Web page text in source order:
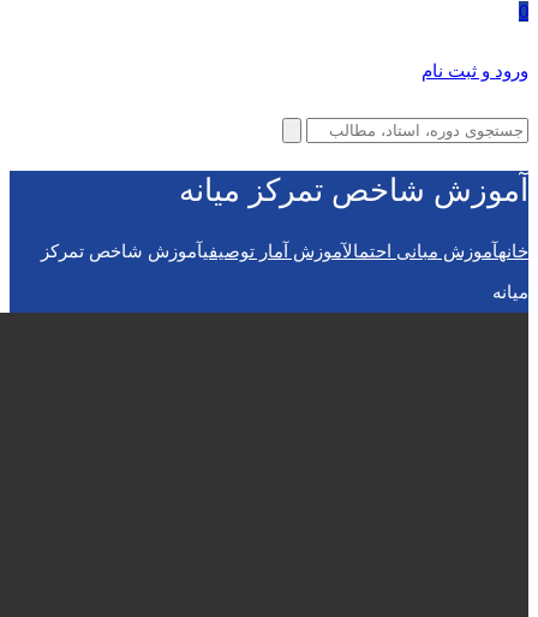
0
ورود و ثبت نام
آموزش شاخص تمرکز میانه
خانهآموزش مبانی احتمالآموزش آمار توصیفیآموزش شاخص تمرکز
میانه